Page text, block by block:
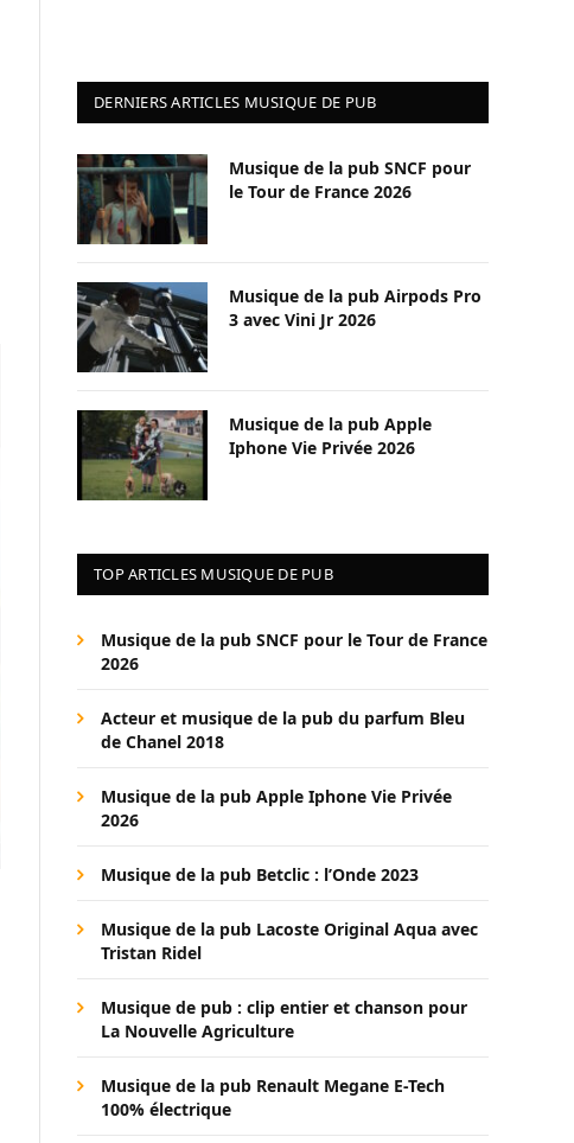
DERNIERS ARTICLES MUSIQUE DE PUB
Musique de la pub SNCF pour
le Tour de France 2026
Musique de la pub Airpods Pro
3 avec Vini Jr 2026
Musique de la pub Apple
Iphone Vie Privée 2026
TOP ARTICLES MUSIQUE DE PUB
Musique de la pub SNCF pour le Tour de France
2026
Acteur et musique de la pub du parfum Bleu
de Chanel 2018
Musique de la pub Apple Iphone Vie Privée
2026
Musique de la pub Betclic : l’Onde 2023
Musique de la pub Lacoste Original Aqua avec
Tristan Ridel
Musique de pub : clip entier et chanson pour
La Nouvelle Agriculture
Musique de la pub Renault Megane E-Tech
100% électrique